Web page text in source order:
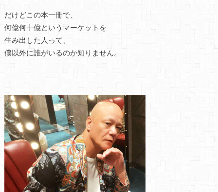
だけどこの本一冊で、
何億何十億というマーケットを
生み出した人って、
僕以外に誰がいるのか知りません。